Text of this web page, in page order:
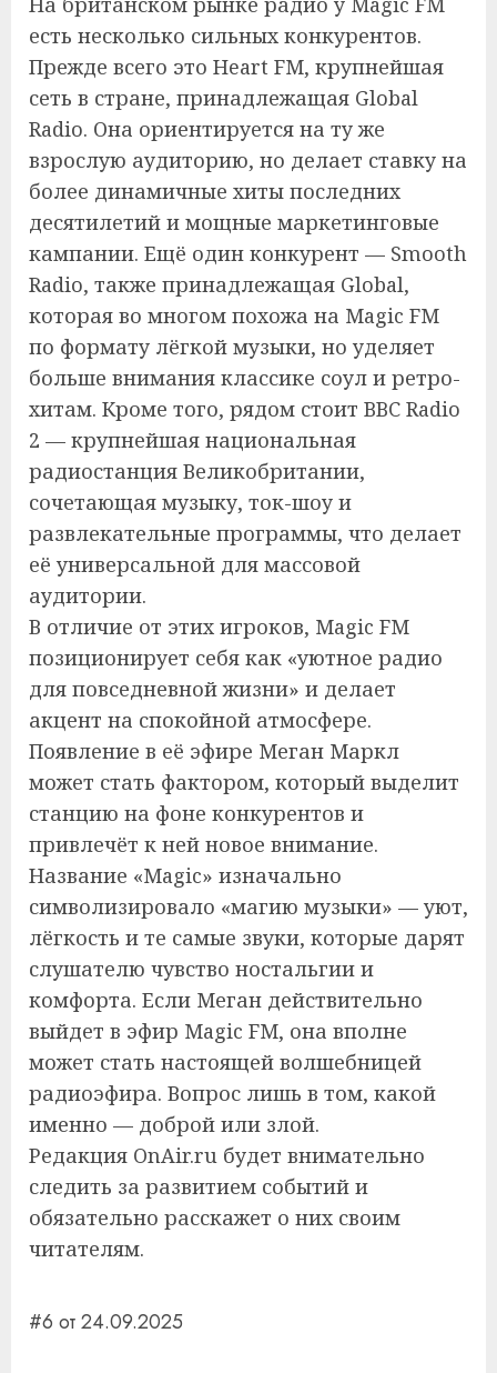
есть несколько сильных конкурентов.
Прежде всего это Heart FM, крупнейшая
сеть в стране, принадлежащая Global
Radio. Она ориентируется на ту же
взрослую аудиторию, но делает ставку на
более динамичные хиты последних
десятилетий и мощные маркетинговые
кампании. Ещё один конкурент — Smooth
Radio, также принадлежащая Global,
которая во многом похожа на Magic FM
по формату лёгкой музыки, но уделяет
больше внимания классике соул и ретро-
хитам. Кроме того, рядом стоит BBC Radio
2 — крупнейшая национальная
радиостанция Великобритании,
сочетающая музыку, ток-шоу и
развлекательные программы, что делает
её универсальной для массовой
аудитории.
В отличие от этих игроков, Magic FM
позиционирует себя как «уютное радио
для повседневной жизни» и делает
акцент на спокойной атмосфере.
Появление в её эфире Меган Маркл
может стать фактором, который выделит
станцию на фоне конкурентов и
привлечёт к ней новое внимание.
Название «Magic» изначально
символизировало «магию музыки» — уют,
лёгкость и те самые звуки, которые дарят
слушателю чувство ностальгии и
комфорта. Если Меган действительно
выйдет в эфир Magic FM, она вполне
может стать настоящей волшебницей
радиоэфира. Вопрос лишь в том, какой
именно — доброй или злой.
Редакция OnAir.ru будет внимательно
следить за развитием событий и
обязательно расскажет о них своим
читателям.
#6 от 24.09.2025